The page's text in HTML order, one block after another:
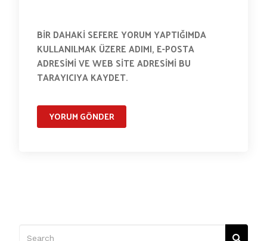
BIR DAHAKI SEFERE YORUM YAPTIĞIMDA
KULLANILMAK ÜZERE ADIMI, E-POSTA
ADRESIMI VE WEB SITE ADRESIMI BU
TARAYICIYA KAYDET.